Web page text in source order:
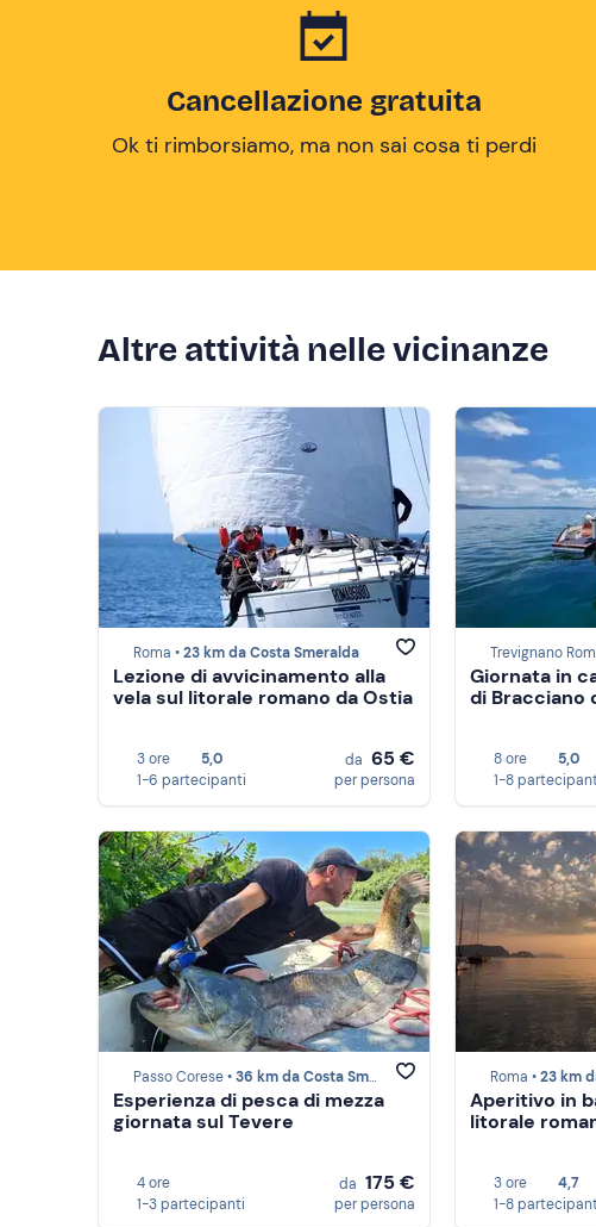
Cancellazione gratuita
Ok ti rimborsiamo, ma non sai cosa ti perdi
Altre attività nelle vicinanze
Roma •23 km da Costa Smeralda
Lezione di avvicinamento alla
vela sul litorale romano da Ostia
3 ore
5,0
1-6 partecipanti
da 65 €
per persona
Trevignano
Giornata in
di Bracciano
8 ore
5,0
1-8
Passo Corese •36 km da Costa Smeralda
Esperienza di pesca di mezza
giornata sul Tevere
4 ore
1-3 partecipanti
da 175 €
per persona
Roma •23 km
Aperitivo in
litorale
3 ore
4,7
1-8